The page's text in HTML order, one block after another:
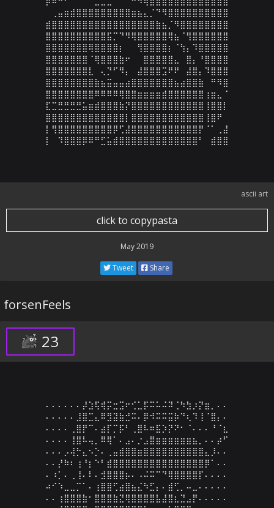
⠀⢀⣤⣶⣾⣿⣿⣿⣿⣿⣿⣿⣿⣿⣶⣦⣄⡈⠙⠻⣿⣿⣿⣿⣿⣿⣿⣿⣿⣿
⣾⣿⣿⣿⣿⣿⣿⣿⣿⣿⣿⣿⣿⣿⣿⣿⣿⣿⣷⣦⡈⠻⣿⣿⣿⣿⣿⣿⣿⣿
⣿⣿⣿⣿⣿⣿⣿⣿⣿⣿⣯⡉⠙⠻⢿⣿⣿⣿⣿⣿⢿⣦⠈⢻⣿⣿⣿⣿⣿⣿
⣿⣿⣿⣿⣿⣿⣿⢿⣿⣿⣿⣿⡆⠀⠀⢻⣿⣿⣿⣿⡆⠈⢳⡄⠹⣿⣿⣿⣿⣿
⣿⣿⣿⣿⣿⣿⣿⠈⢿⣿⣿⣿⣷⠖⠀⠀⣿⣿⣿⣿⣿⣄⠀⣿⡄⠘⣿⣿⣿⣿
⣿⣿⣿⣿⣿⣿⣿⣇⠀⢄⡙⠋⠻⡄⠀⣼⣿⣿⣿⣩⠟⠟⠀⣼⣿⡄⠹⣿⣿⣿
⣿⣿⣿⣿⣿⣿⣿⣿⣷⣦⣭⣤⣤⣴⣿⣿⣿⣿⣿⣿⣿⣦⣴⣿⣿⣷⠀⠛⠻⣿
⣿⣿⣿⣿⣿⣿⣿⣿⠿⠿⠿⠿⢿⣿⣿⣶⣶⣶⣶⣾⣿⣿⣿⣿⣿⣿⢰⣶⣄⠈
⣏⣉⣛⣛⣛⣛⣥⣶⣾⣿⣿⣿⣷⡝⣿⣿⣿⣿⣿⣿⣿⣿⣿⣿⣿⣿⢸⣿⣿⡇
⣿⣿⣿⣿⣿⣿⣿⣿⣿⣿⣿⣿⣿⡇⣿⣿⣿⣿⣿⣿⣿⣿⣿⣿⣿⣿⢸⣿⠟⠀
⡇⢻⣿⣿⣿⣿⣿⣿⣿⣿⣿⡿⢋⣼⣿⣿⣿⣿⣿⣿⣿⣿⣿⣿⣿⡟⠈⠁⢀⣼
⡇⠀⠹⣿⣿⣿⡿⠿⠛⣋⣥⣾⣿⣿⣿⣿⣿⣿⣿⣿⣿⣿⣿⣿⣿⠃⠀⣾⣿⣿
ascii art
click to copypasta
May 2019
Tweet Share
forsenFeels
23
⠄⠄⠄⠄⠄⠄⡼⣱⢯⢾⡭⣒⣩⠖⢊⣁⡯⠭⠥⠬⠽⢈⠳⣳⡰⡝⣶⡀⠄⠄
⠄⠄⠄⠄⠄⣸⣿⣉⣄⠿⣻⣽⣷⣚⠭⠄⡿⠺⠭⠭⣭⡷⠙⢆⠹⢸⠈⣿⡄⠄
⠄⠄⠄⠄⢀⣿⡟⠉⠄⣴⡏⡉⡯⠃⢀⣿⠧⠶⣯⡱⡝⠝⠂⠈⠄⠄⠄⠘⠈⣆
⠄⠄⠄⠄⢸⣿⠧⢤⡀⠿⢿⠁⠄⣠⠄⡐⣠⣿⣶⣶⣶⣶⣶⣶⣦⡀⠄⠄⡴⠋
⠄⠄⠄⡠⢼⡓⣄⠢⡑⠄⢀⣤⣾⣿⣿⣶⣿⣿⣿⣿⣿⣿⣿⣿⣿⣿⣄⡸⠄⠄
⠄⠄⡜⠷⠆⢰⠘⡆⠑⠃⣾⣿⣿⣿⣿⣿⣿⣿⣿⣿⣿⣿⣿⣿⣿⣿⡿⠁⠄⠄
⠄⠰⡁⠄⢀⢸⠄⠇⠄⣺⣿⣿⣿⡦⠄⠠⠬⠭⠉⠙⢿⣿⣿⣿⣿⡏⠄⠄⠄⠄
⠴⠊⠱⣀⣀⡉⠁⠄⢰⣿⣿⢋⣴⣿⣦⣌⠳⣋⡄⠄⣾⢋⡀⠤⣀⠄⠄⠄⠄⠄
⠄⠄⢰⣿⣿⣿⣷⠂⣿⣿⣿⣷⣝⢿⣿⣿⣿⣿⣧⣼⣿⣆⣙⣠⡟⠄⠄⠄⠄⠄